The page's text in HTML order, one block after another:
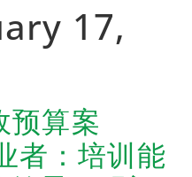
17,
算案
者：培训能